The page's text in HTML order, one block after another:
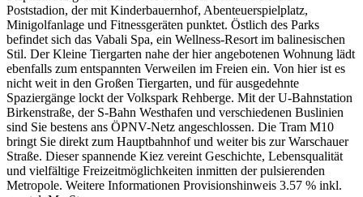
Poststadion, der mit Kinderbauernhof, Abenteuerspielplatz,
Minigolfanlage und Fitnessgeräten punktet. Östlich des Parks
befindet sich das Vabali Spa, ein Wellness-Resort im balinesischen
Stil. Der Kleine Tiergarten nahe der hier angebotenen Wohnung lädt
ebenfalls zum entspannten Verweilen im Freien ein. Von hier ist es
nicht weit in den Großen Tiergarten, und für ausgedehnte
Spaziergänge lockt der Volkspark Rehberge. Mit der U-Bahnstation
Birkenstraße, der S-Bahn Westhafen und verschiedenen Buslinien
sind Sie bestens ans ÖPNV-Netz angeschlossen. Die Tram M10
bringt Sie direkt zum Hauptbahnhof und weiter bis zur Warschauer
Straße. Dieser spannende Kiez vereint Geschichte, Lebensqualität
und vielfältige Freizeitmöglichkeiten inmitten der pulsierenden
Metropole. Weitere Informationen Provisionshinweis 3.57 % inkl.